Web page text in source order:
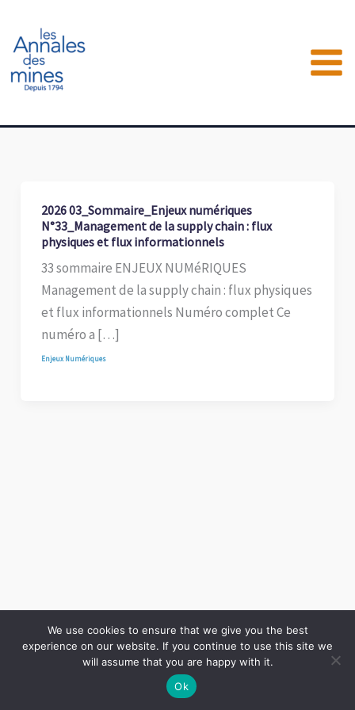
contenu
2026 03_Sommaire_Enjeux numériques
N°33_Management de la supply chain : flux
physiques et flux informationnels
33 sommaire ENJEUX NUMéRIQUES
Management de la supply chain : flux physiques
et flux informationnels Numéro complet Ce
numéro a […]
Enjeux Numériques
Copyright © 2026 LES ANNALES DES MINES | Powered by Thème WordPress Astra
We use cookies to ensure that we give you the best
experience on our website. If you continue to use this site we
will assume that you are happy with it.
Ok